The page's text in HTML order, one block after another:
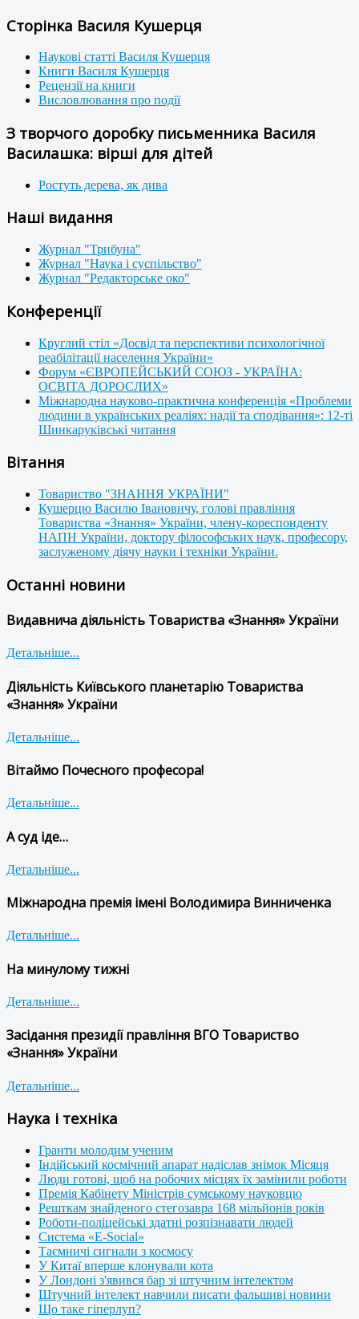
Сторінка Василя Кушерця
Наукові статті Василя Кушерця
Книги Василя Кушерця
Рецензії на книги
Висловлювання про події
З творчого доробку письменника Василя
Василашка: вірші для дітей
Ростуть дерева, як дива
Наші видання
Журнал "Трибуна"
Журнал "Наука і суспільство"
Журнал "Редакторське око"
Конференції
Круглий стіл «Досвід та перспективи психологічної
реабілітації населення України»
Форум «ЄВРОПЕЙСЬКИЙ СОЮЗ - УКРАЇНА:
ОСВІТА ДОРОСЛИХ»
Міжнародна науково-практична конференція «Проблеми
людини в українських реаліях: надії та сподівання»: 12-ті
Шинкаруківські читання
Вітання
Товариство "ЗНАННЯ УКРАЇНИ"
Кушерцю Василю Івановичу, голові правління
Товариства «Знання» України, члену-кореспонденту
НАПН України, доктору філософських наук, професору,
заслуженому діячу науки і техніки України.
Останні новини
Видавнича діяльність Товариства «Знання» України
Детальніше...
Діяльність Київського планетарію Товариства
«Знання» України
Детальніше...
Вітаймо Почесного професора!
Детальніше...
А суд іде…
Детальніше...
Міжнародна премія імені Володимира Винниченка
Детальніше...
На минулому тижні
Детальніше...
Засідання президії правління ВГО Товариство
«Знання» України
Детальніше...
Наука і техніка
Гранти молодим ученим
Індійський космічний апарат надіслав знімок Місяця
Люди готові, щоб на робочих місцях їх замінили роботи
Премія Кабінету Міністрів сумському науковцю
Решткам знайденого стегозавра 168 мільйонів років
Роботи-поліцейські здатні розпізнавати людей
Система «E-Social»
Таємничі сигнали з космосу
У Китаї вперше клонували кота
У Лондоні з'явився бар зі штучним інтелектом
Штучний інтелект навчили писати фальшиві новини
Що таке гіперлуп?